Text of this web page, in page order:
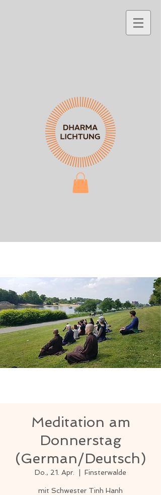
Meditation am
Donnerstag
(German/Deutsch)
Do., 21. Apr. Finsterwalde
mit Schwester Tinh Hanh